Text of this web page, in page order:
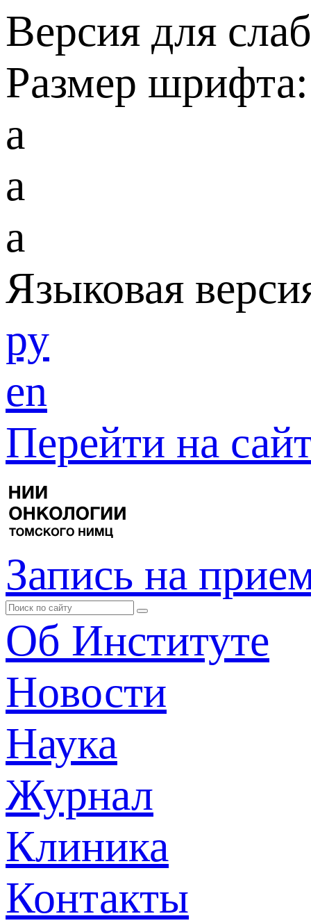
Версия для
Размер шрифта:
a
a
a
Языковая
ру
en
Перейти на
Запись на
Об Институте
Новости
Наука
Журнал
Клиника
Контакты